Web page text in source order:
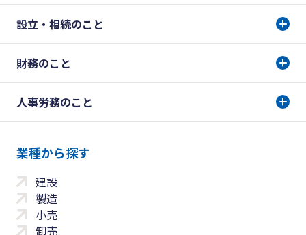
設立・相続のこと
財務のこと
人事労務のこと
業種から探す
建設
製造
小売
卸売